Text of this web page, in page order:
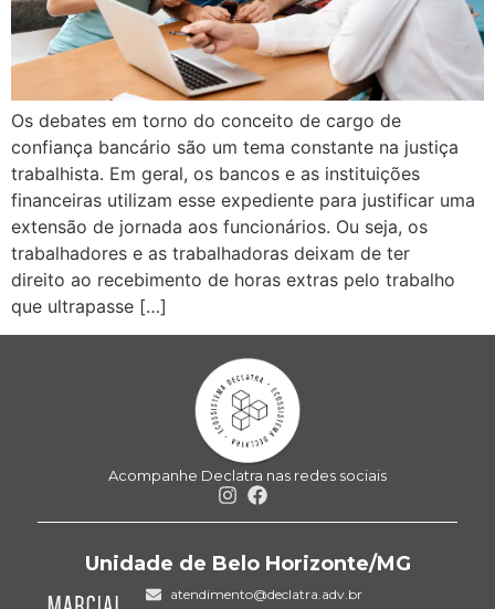
Os debates em torno do conceito de cargo de
confiança bancário são um tema constante na justiça
trabalhista. Em geral, os bancos e as instituições
financeiras utilizam esse expediente para justificar uma
extensão de jornada aos funcionários. Ou seja, os
trabalhadores e as trabalhadoras deixam de ter
direito ao recebimento de horas extras pelo trabalho
que ultrapasse […]
Acompanhe Declatra nas redes sociais
Unidade de Belo Horizonte/MG
atendimento@declatra.adv.br